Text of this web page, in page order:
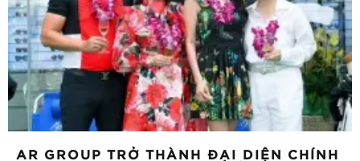
AR GROUP TRỞ THÀNH ĐẠI DIỆN CHÍNH